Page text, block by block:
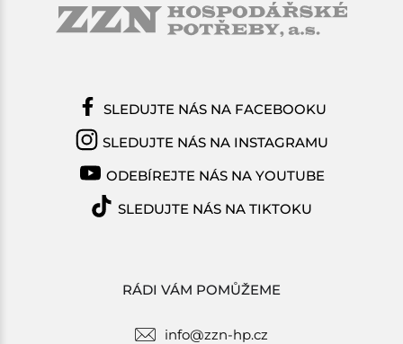
RÁDI VÁM POMŮŽEME
info@zzn-hp.cz
SLEDUJTE NÁS NA FACEBOOKU
SLEDUJTE NÁS NA INSTAGRAMU
ODEBÍREJTE NÁS NA YOUTUBE
SLEDUJTE NÁS NA TIKTOKU